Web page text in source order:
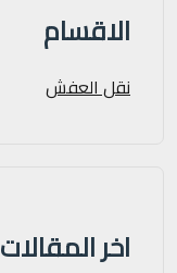
الاقسام
نقل العفش
اخر المقالات